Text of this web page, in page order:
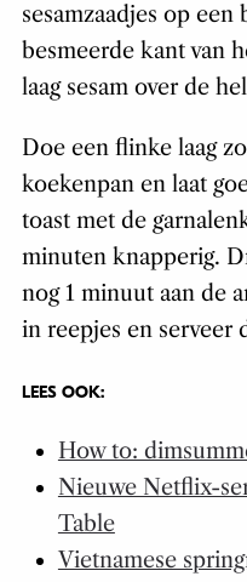
sesamzaadjes op
besmeerde kant van
laag sesam over de
Doe een flinke laag
koekenpan en laat
toast met de
minuten knapperig.
nog 1 minuut aan de
in reepjes en serveer
LEES OOK:
How to:
Nieuwe Netflix-
Table
Vietnamese